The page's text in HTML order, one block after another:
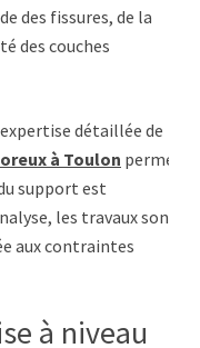
des fissures, de la
des couches
expertise détaillée de
à Toulon permet
support est
les travaux sont
aux contraintes
à niveau